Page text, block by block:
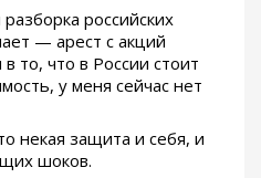
российских
— арест с акций
то, что в России стоит
у меня сейчас нет
некая защита и себя, и
шоков.